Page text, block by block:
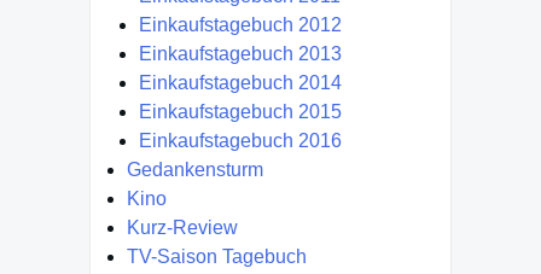
Einkaufstagebuch 2012
Einkaufstagebuch 2013
Einkaufstagebuch 2014
Einkaufstagebuch 2015
Einkaufstagebuch 2016
Gedankensturm
Kino
Kurz-Review
TV-Saison Tagebuch